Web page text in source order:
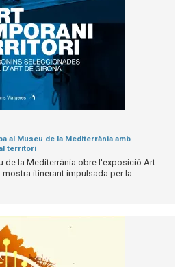
al Museu de la Mediterrània amb
territori
de la Mediterrània obre l'exposició Art
itinerant impulsada per la